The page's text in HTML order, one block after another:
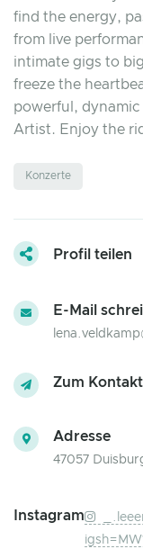
find the energy,
from live
intimate gigs to
freeze the
powerful,
Artist. Enjoy the
Konzerte
Profil teilen
E-Mail
Zum
Adresse
47057
Instagram